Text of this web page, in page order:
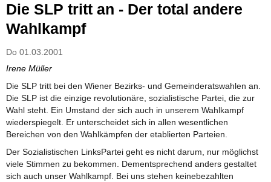
Die SLP tritt an - Der total andere
Wahlkampf
Do 01.03.2001
Irene Müller
Die SLP tritt bei den Wiener Bezirks- und Gemeinderatswahlen an.
Die SLP ist die einzige revolutionäre, sozialistische Partei, die zur
Wahl steht. Ein Umstand der sich auch in unserem Wahlkampf
wiederspiegelt. Er unterscheidet sich in allen wesentlichen
Bereichen von den Wahlkämpfen der etablierten Parteien.
Der Sozialistischen LinksPartei geht es nicht darum, nur möglichst
viele Stimmen zu bekommen. Dementsprechend anders gestaltet
sich auch unser Wahlkampf. Bei uns stehen keinebezahlten